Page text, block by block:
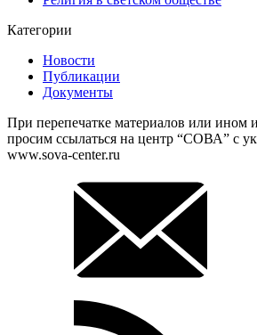
Категории
Новости
Публикации
Документы
При перепечатке материалов или ином
просим ссылаться на центр “СОВА” с
www.sova-center.ru